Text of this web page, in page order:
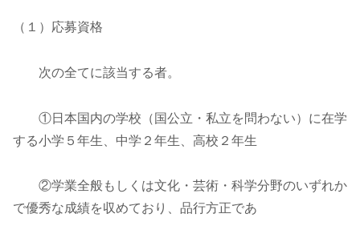
（１）応募資格
次の全てに該当する者。
①日本国内の学校（国公立・私立を問わない）に在学
する小学５年生、中学２年生、高校２年生
②学業全般もしくは文化・芸術・科学分野のいずれか
で優秀な成績を収めており、品行方正であ